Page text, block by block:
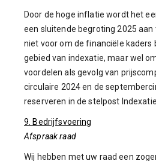
Door de hoge inflatie wordt het
een sluitende begroting 2025 aan
niet voor om de financiële kaders
gebied van indexatie, maar wel
voordelen als gevolg van
circulaire 2024 en de
reserveren in de stelpost
9. Bedrijfsvoering
Afspraak raad
Wij hebben met uw raad een